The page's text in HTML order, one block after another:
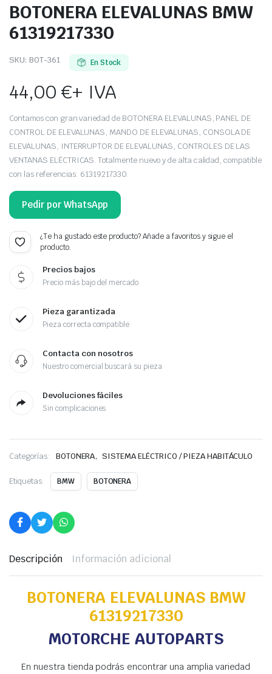
BOTONERA ELEVALUNAS BMW
61319217330
SKU: BOT-361 En Stock
44,00€+ IVA
Contamos con gran variedad de BOTONERA ELEVALUNAS, PANEL DE
CONTROL DE ELEVALUNAS, MANDO DE ELEVALUNAS, CONSOLA DE
ELEVALUNAS, INTERRUPTOR DE ELEVALUNAS, CONTROLES DE LAS
VENTANAS ELÉCTRICAS. Totalmente nuevo y de alta calidad, compatible
con las referencias: 61319217330.
Pedir por WhatsApp
¿Te ha gustado este producto? Añade a favoritos y sigue el
producto.
Precios bajos
Precio más bajo del mercado
Pieza garantizada
Pieza correcta compatible
Contacta con nosotros
Nuestro comercial buscará su pieza
Devoluciones fáciles
Sin complicaciones
Categorías: BOTONERA, SISTEMA ELÉCTRICO / PIEZA HABITÁCULO
Etiquetas: BMW BOTONERA
Descripción Información adicional
BOTONERA ELEVALUNAS BMW
61319217330
MOTORCHE AUTOPARTS
En nuestra tienda podrás encontrar una amplia variedad